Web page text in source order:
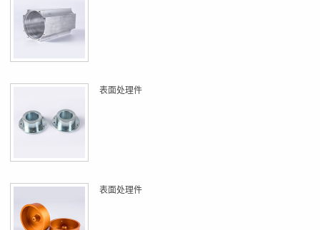
表面处理件
表面处理件